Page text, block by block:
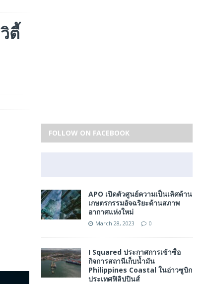
ตี้
FOLLOW ON FACEBOOK
APO เปิดตัวศูนย์ความเป็นเลิศด้าน
เกษตรกรรมอัจฉริยะด้านสภาพ
อากาศแห่งใหม่
March 28, 2023 0
I Squared ประกาศการเข้าซื้อ
กิจการสถานีเก็บน้ำมัน
Philippines Coastal ในอ่าวซูบิก
ประเทศฟิลิปปินส์